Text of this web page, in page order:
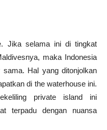
Jika selama ini di tingkat
maka Indonesia
Hal yang ditonjolkan
di the waterhouse ini.
private island ini
terpadu dengan nuansa